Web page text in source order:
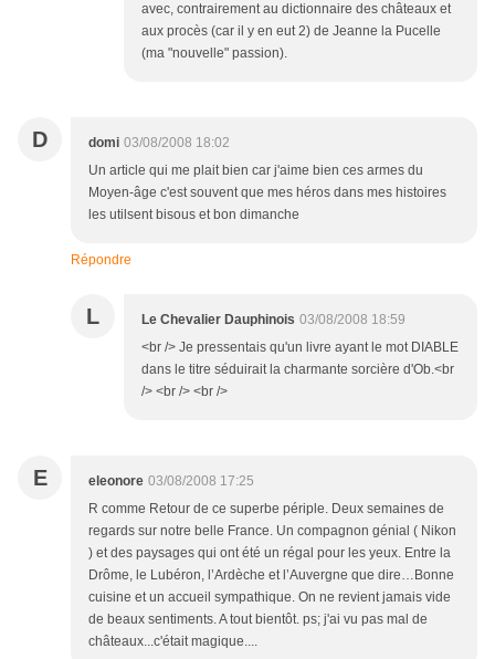
avec, contrairement au dictionnaire des châteaux et
aux procès (car il y en eut 2) de Jeanne la Pucelle
(ma "nouvelle" passion).
D domi 03/08/2008 18:02
Un article qui me plait bien car j'aime bien ces armes du
Moyen-âge c'est souvent que mes héros dans mes histoires
les utilsent bisous et bon dimanche
Répondre
L Le Chevalier Dauphinois 03/08/2008 18:59
<br /> Je pressentais qu'un livre ayant le mot DIABLE
dans le titre séduirait la charmante sorcière d'Ob.<br
/> <br /> <br />
E eleonore 03/08/2008 17:25
R comme Retour de ce superbe périple. Deux semaines de
regards sur notre belle France. Un compagnon génial ( Nikon
) et des paysages qui ont été un régal pour les yeux. Entre la
Drôme, le Lubéron, l’Ardèche et l’Auvergne que dire…Bonne
cuisine et un accueil sympathique. On ne revient jamais vide
de beaux sentiments. A tout bientôt. ps; j'ai vu pas mal de
châteaux...c'était magique....